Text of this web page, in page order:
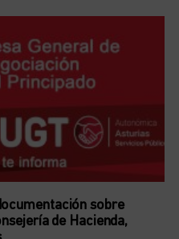
sobre
de Hacienda,